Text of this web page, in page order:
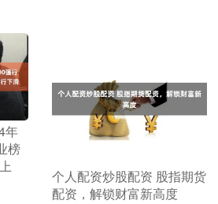
年
榜
​个人配资炒股配资 股指期货
配资，解锁财富新高度